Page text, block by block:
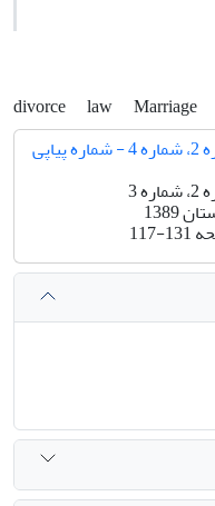
divorce law Marriage
دوره 2، شماره 4 - شماره پیاپی
3
1389
117-131